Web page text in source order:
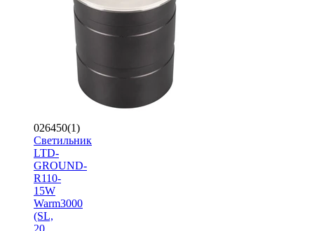
026450(1)
Светильник
LTD-
GROUND-
R110-
15W
Warm3000
(SL,
20